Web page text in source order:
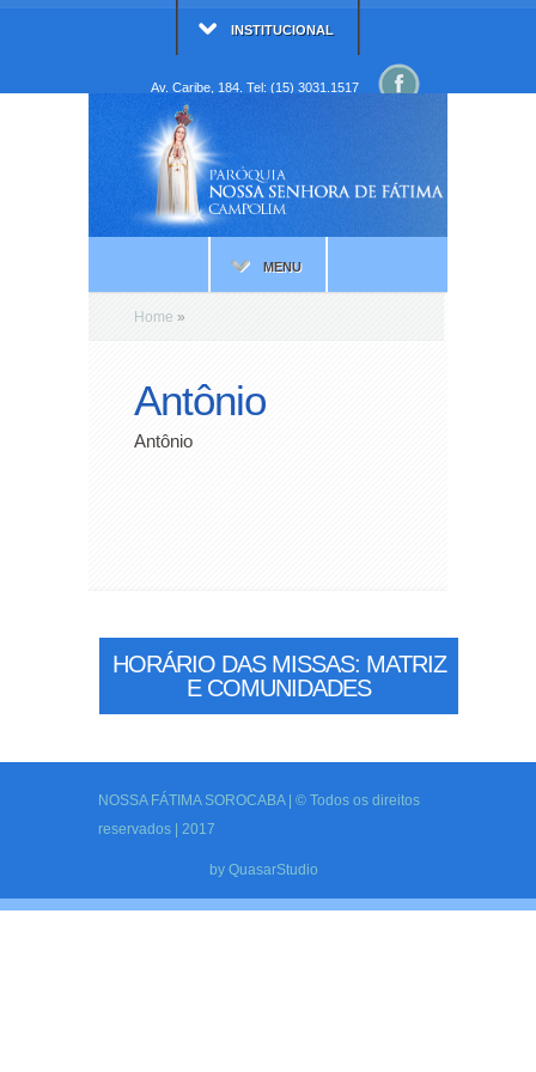
INSTITUCIONAL
Av. Caribe, 184. Tel: (15) 3031.1517
MENU
Home »
Antônio
Antônio
HORÁRIO DAS MISSAS: MATRIZ
E COMUNIDADES
NOSSA FÁTIMA SOROCABA | © Todos os direitos
reservados | 2017
by QuasarStudio